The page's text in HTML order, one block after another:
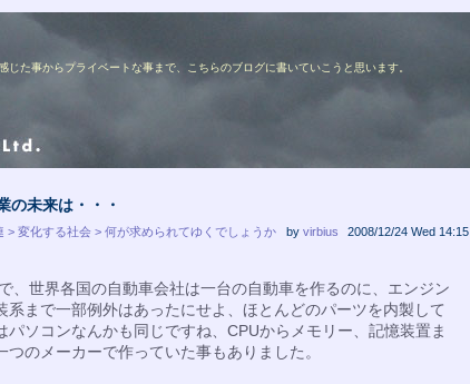
た事からプライベートな事まで、こちらのブログに書いていこうと思います。
の未来は・・・
> 変化する社会 > 何が求められてゆくでしょうか by virbius 2008/12/24 Wed 14:15
、世界各国の自動車会社は一台の自動車を作るのに、エンジン
系まで一部例外はあったにせよ、ほとんどのパーツを内製して
パソコンなんかも同じですね、CPUからメモリー、記憶装置ま
つのメーカーで作っていた事もありました。